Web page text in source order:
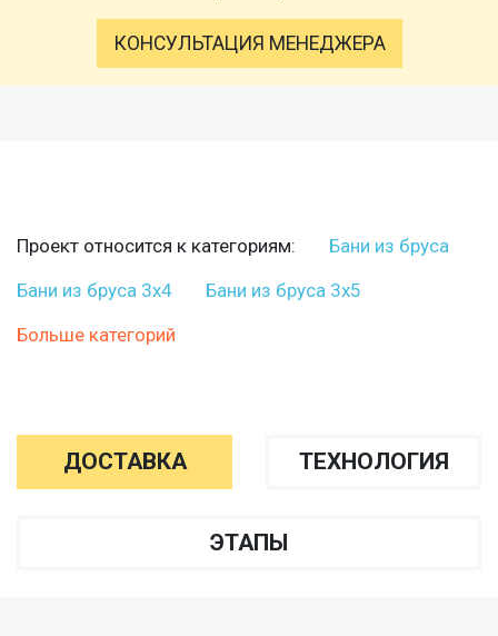
КОНСУЛЬТАЦИЯ МЕНЕДЖЕРА
Проект относится к категориям:
Бани из бруса
Бани из бруса 3х4
Бани из бруса 3х5
Больше категорий
ДОСТАВКА ТЕХНОЛОГИЯ
ЭТАПЫ